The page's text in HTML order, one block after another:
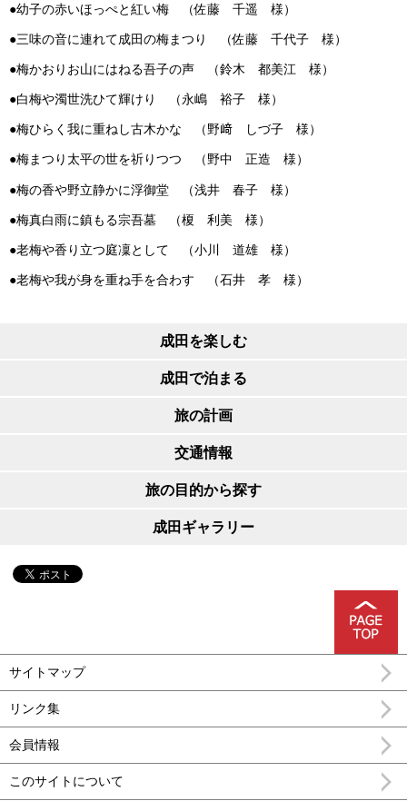
●幼子の赤いほっぺと紅い梅 （佐藤 千遥 様）
●三味の音に連れて成田の梅まつり （佐藤 千代子 様）
●梅かおりお山にはねる吾子の声 （鈴木 都美江 様）
●白梅や濁世洗ひて輝けり （永嶋 裕子 様）
●梅ひらく我に重ねし古木かな （野﨑 しづ子 様）
●梅まつり太平の世を祈りつつ （野中 正造 様）
●梅の香や野立静かに浮御堂 （浅井 春子 様）
●梅真白雨に鎮もる宗吾墓 （榎 利美 様）
●老梅や香り立つ庭凜として （小川 道雄 様）
●老梅や我が身を重ね手を合わす （石井 孝 様）
成田を楽しむ
成田で泊まる
旅の計画
交通情報
旅の目的から探す
成田ギャラリー
サイトマップ
リンク集
会員情報
このサイトについて